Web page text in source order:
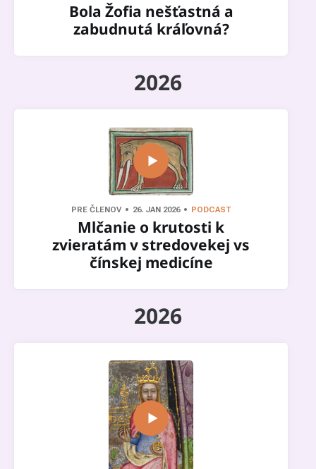
Bola Žofia nešťastná a
zabudnutá kráľovná?
2026
PRE ČLENOV 26. JAN 2026 PODCAST
Mlčanie o krutosti k
zvieratám v stredovekej vs
čínskej medicíne
2026